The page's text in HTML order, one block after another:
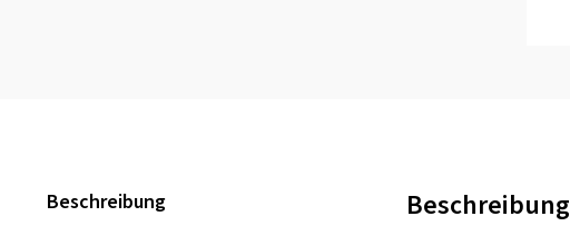
Beschreibung Beschreibung